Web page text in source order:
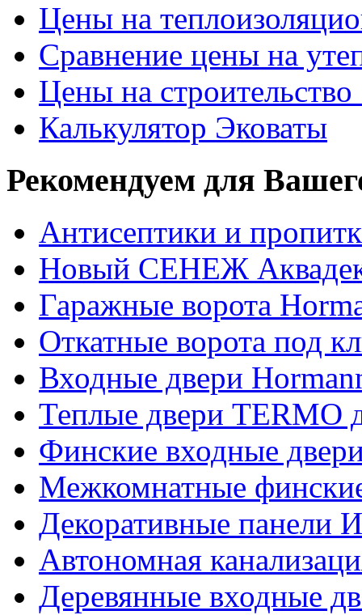
Цены на
Сравнение цены на
Цены на
Калькулятор Эковаты
Рекомендуем для
Антисептики и
Новый СЕНЕЖ
Гаражные ворота
Откатные ворота под
Входные двери
Теплые двери TERMO
Финские входные
Межкомнатные
Декоративные панели
Автономная
Деревянные входные